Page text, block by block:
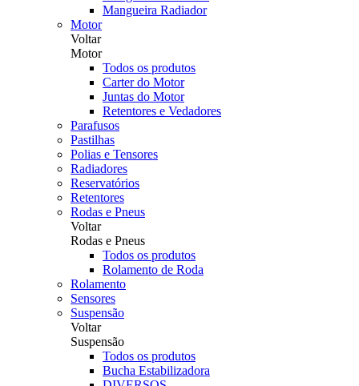
Mangueira Radiador
Motor
Voltar
Motor
Todos os produtos
Carter do Motor
Juntas do Motor
Retentores e Vedadores
Parafusos
Pastilhas
Polias e Tensores
Radiadores
Reservatórios
Retentores
Rodas e Pneus
Voltar
Rodas e Pneus
Todos os produtos
Rolamento de Roda
Rolamento
Sensores
Suspensão
Voltar
Suspensão
Todos os produtos
Bucha Estabilizadora